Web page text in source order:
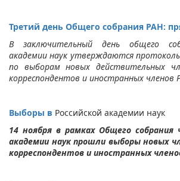
Третий день Общего собрания РАН:
В заключительный день общего
академии наук утверждаются
по выборам новых действительных
корреспондентов и иностранных членов
Выборы в Российской академии наук
14 ноября в рамках Общего собрания
академии наук прошли выборы новых
корреспондентов и иностранных